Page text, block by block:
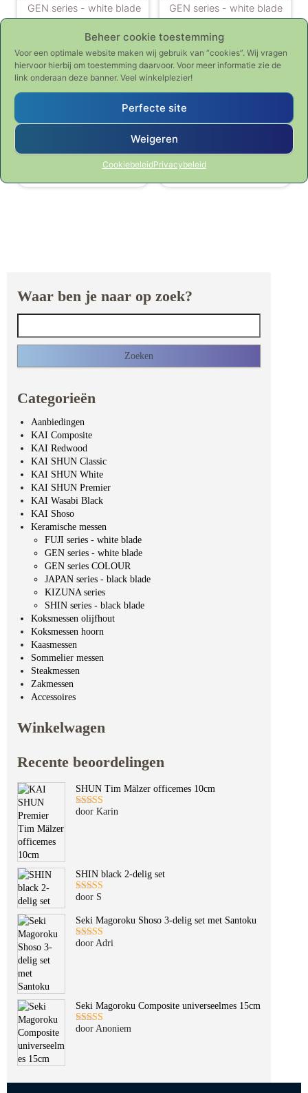
Beheer cookie toestemming
Voor een optimale website maken wij gebruik van “cookies”. Wij vragen
hiervoor hierbij om toestemming daarvoor. Voor meer informatie zie de
link onderaan deze banner. Veel winkelplezier!
Perfecte site
Weigeren
CookiebeleidPrivacybeleid
GEN series - white blade GEN series - white blade
GEN white koksmes
14,0 cm LE
GEN series - white blade
GEN white Santoku 14,0
cm
GEN series - white blade
Waar ben je naar op zoek?
Categorieën
Aanbiedingen
KAI Composite
KAI Redwood
KAI SHUN Classic
KAI SHUN White
KAI SHUN Premier
KAI Wasabi Black
KAI Shoso
Keramische messen
FUJI series - white blade
GEN series - white blade
GEN series COLOUR
JAPAN series - black blade
KIZUNA series
SHIN series - black blade
Koksmessen olijfhout
Koksmessen hoorn
Kaasmessen
Sommelier messen
Steakmessen
Zakmessen
Accessoires
Winkelwagen
Recente beoordelingen
SHUN Tim Mälzer officemes 10cm
Gewaardeerd
door Karin
SHIN black 2-delig set
Gewaardeerd
door S
Seki Magoroku Shoso 3-delig set met Santoku
Gewaardeerd
door Adri
Seki Magoroku Composite universeelmes 15cm
Gewaardeerd
door Anoniem